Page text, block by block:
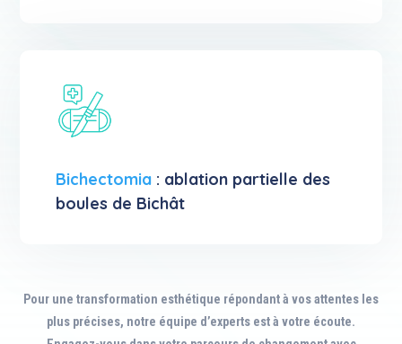
Bichectomia : ablation partielle des
boules de Bichât
Pour une transformation esthétique répondant à vos attentes les
plus précises, notre équipe d’experts est à votre écoute.